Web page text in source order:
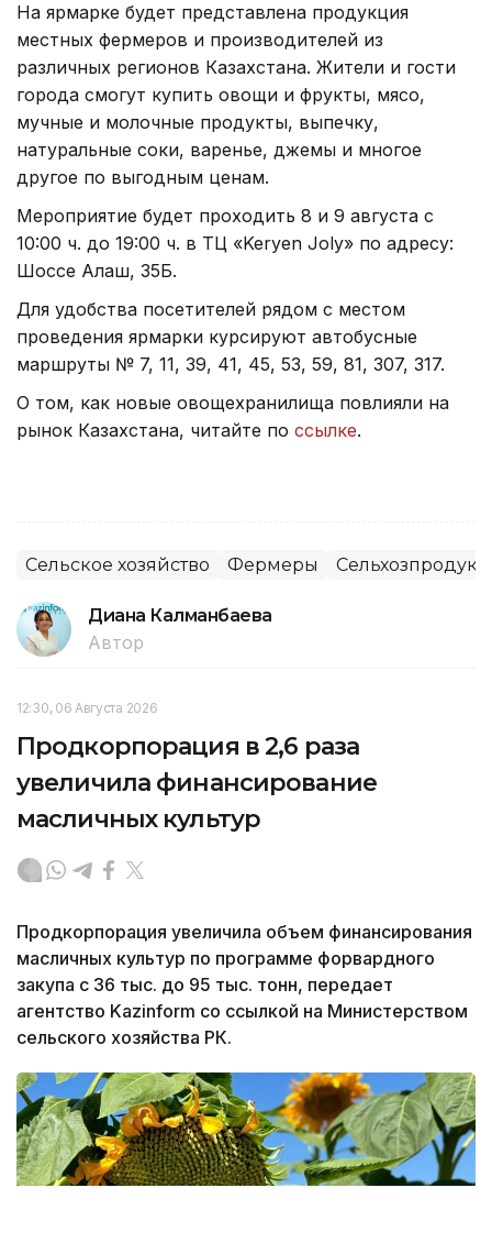
На ярмарке будет представлена продукция
местных фермеров и производителей из
различных регионов Казахстана. Жители и гости
города смогут купить овощи и фрукты, мясо,
мучные и молочные продукты, выпечку,
натуральные соки, варенье, джемы и многое
другое по выгодным ценам.
Мероприятие будет проходить 8 и 9 августа с
10:00 ч. до 19:00 ч. в ТЦ «Keryen Joly» по адресу:
Шоссе Алаш, 35Б.
Для удобства посетителей рядом с местом
проведения ярмарки курсируют автобусные
маршруты № 7, 11, 39, 41, 45, 53, 59, 81, 307, 317.
О том, как новые овощехранилища повлияли на
рынок Казахстана, читайте по ссылке.
Сельское хозяйство Фермеры
Диана Калманбаева
Автор
12:30, 06 Августа 2026
Продкорпорация в 2,6 раза
увеличила финансирование
масличных культур
Продкорпорация увеличила объем финансирования
масличных культур по программе форвардного
закупа с 36 тыс. до 95 тыс. тонн, передает
агентство Kazinform со ссылкой на Министерством
сельского хозяйства РК.